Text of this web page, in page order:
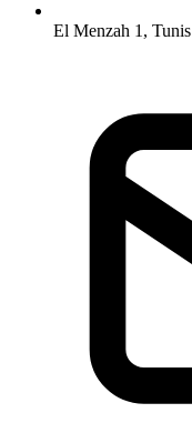
El Menzah 1, Tunis